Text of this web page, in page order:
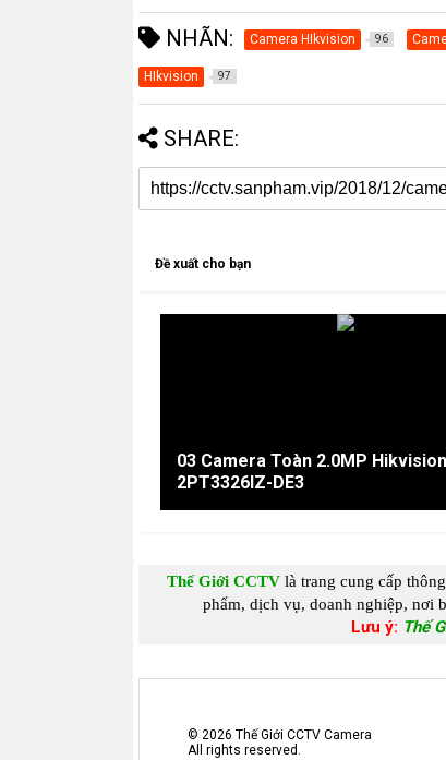
NHÃN: Camera HIkvision 96
HIkvision 97
SHARE:
Đề xuất cho bạn
03 Camera Toàn 2.0MP
2PT3326IZ-DE3
Thế Giới CCTVlà trang cung cấp
phẩm, dịch vụ, doanh nghiệp, nơi
Lưu ý: Thế
© 2026 Thế Giới CCTV Camera
All rights reserved.